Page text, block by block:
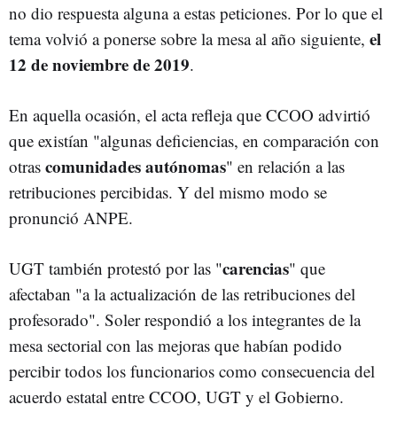
no dio respuesta alguna a estas peticiones. Por lo que el
tema volvió a ponerse sobre la mesa al año siguiente, el
12 de noviembre de 2019.
En aquella ocasión, el acta refleja que CCOO advirtió
que existían "algunas deficiencias, en comparación con
otras comunidades autónomas" en relación a las
retribuciones percibidas. Y del mismo modo se
pronunció ANPE.
UGT también protestó por las "carencias" que
afectaban "a la actualización de las retribuciones del
profesorado". Soler respondió a los integrantes de la
mesa sectorial con las mejoras que habían podido
percibir todos los funcionarios como consecuencia del
acuerdo estatal entre CCOO, UGT y el Gobierno.